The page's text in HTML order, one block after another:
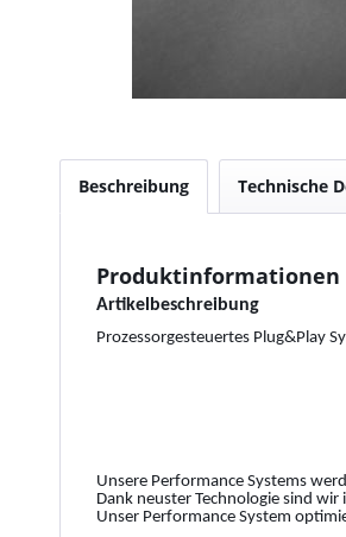
Beschreibung Technische
Produktinformationen
Artikelbeschreibung
Prozessorgesteuertes Plug&Play
Unsere Performance Systems
Dank neuster Technologie sind
Unser Performance System